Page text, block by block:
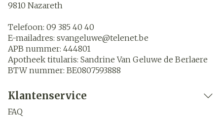
9810 Nazareth
Telefoon: 09 385 40 40
E-mailadres: svangeluwe@telenet.be
APB nummer: 444801
Apotheek titularis: Sandrine Van Geluwe de Berlaere
BTW nummer: BE0807593888
Klantenservice
FAQ